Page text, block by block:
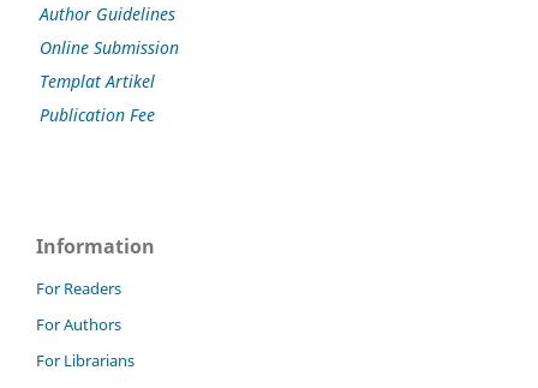
Author Guidelines
Online Submission
Templat Artikel
Publication Fee
Information
For Readers
For Authors
For Librarians